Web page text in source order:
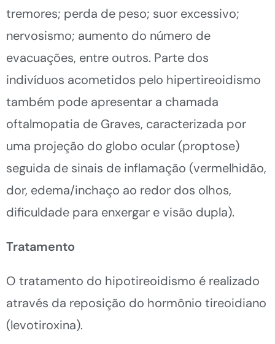
tremores; perda de peso; suor excessivo;
nervosismo; aumento do número de
evacuações, entre outros. Parte dos
indivíduos acometidos pelo hipertireoidismo
também pode apresentar a chamada
oftalmopatia de Graves, caracterizada por
uma projeção do globo ocular (proptose)
seguida de sinais de inflamação (vermelhidão,
dor, edema/inchaço ao redor dos olhos,
dificuldade para enxergar e visão dupla).
Tratamento
O tratamento do hipotireoidismo é realizado
através da reposição do hormônio tireoidiano
(levotiroxina).